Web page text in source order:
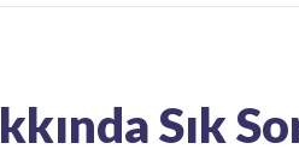
Sık